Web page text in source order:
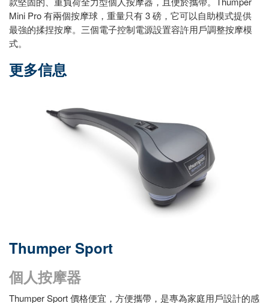
Mini Pro 有兩個按摩球，重量只有 3 磅，它可以自助模式提供
最強的揉捏按摩。三個電子控制電源設置容許用戶調整按摩模
式。
更多信息
Thumper Sport
個人按摩器
Thumper Sport 價格便宜，方便攜帶，是專為家庭用戶設計的感